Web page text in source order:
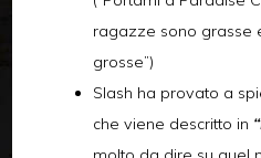
ragazze sono grasse
grosse”)
Slash ha provato a
che viene descritto in